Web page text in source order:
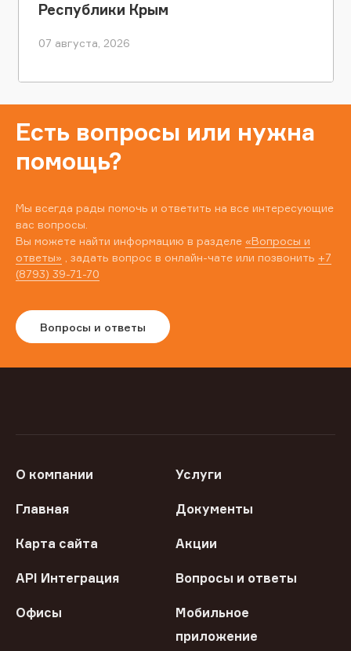
Республики Крым
07 августа, 2026
Есть вопросы или нужна
помощь?
Мы всегда рады помочь и ответить на все интересующие
вас вопросы.
Вы можете найти информацию в разделе «Вопросы и
ответы» , задать вопрос в онлайн-чате или позвонить +7
(8793) 39-71-70
Вопросы и ответы
О компании Услуги
Главная Документы
Карта сайта Акции
API Интеграция Вопросы и ответы
Офисы
Мобильное
приложение